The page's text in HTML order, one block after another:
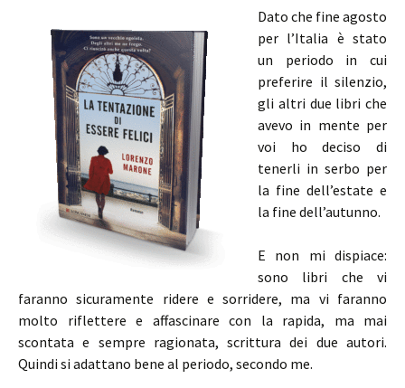
Dato che fine agosto
per l’Italia è stato
un periodo in cui
preferire il silenzio,
gli altri due libri che
avevo in mente per
voi ho deciso di
tenerli in serbo per
la fine dell’estate e
la fine dell’autunno.
E non mi dispiace:
sono libri che vi
faranno sicuramente ridere e sorridere, ma vi faranno
molto riflettere e affascinare con la rapida, ma mai
scontata e sempre ragionata, scrittura dei due autori.
Quindi si adattano bene al periodo, secondo me.